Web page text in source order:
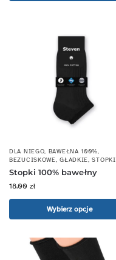
DLA NIEGO, BAWEŁNA 100%,
BEZUCISKOWE,GŁADKIE,STOPKI
Stopki 100% bawełny
18.00 zł
Wybierz opcje